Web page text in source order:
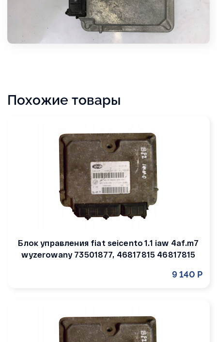
Похожие товары
Блок управления fiat seicento 1.1 iaw 4af.m7
wyzerowany 73501877, 46817815 46817815
9 140 Р